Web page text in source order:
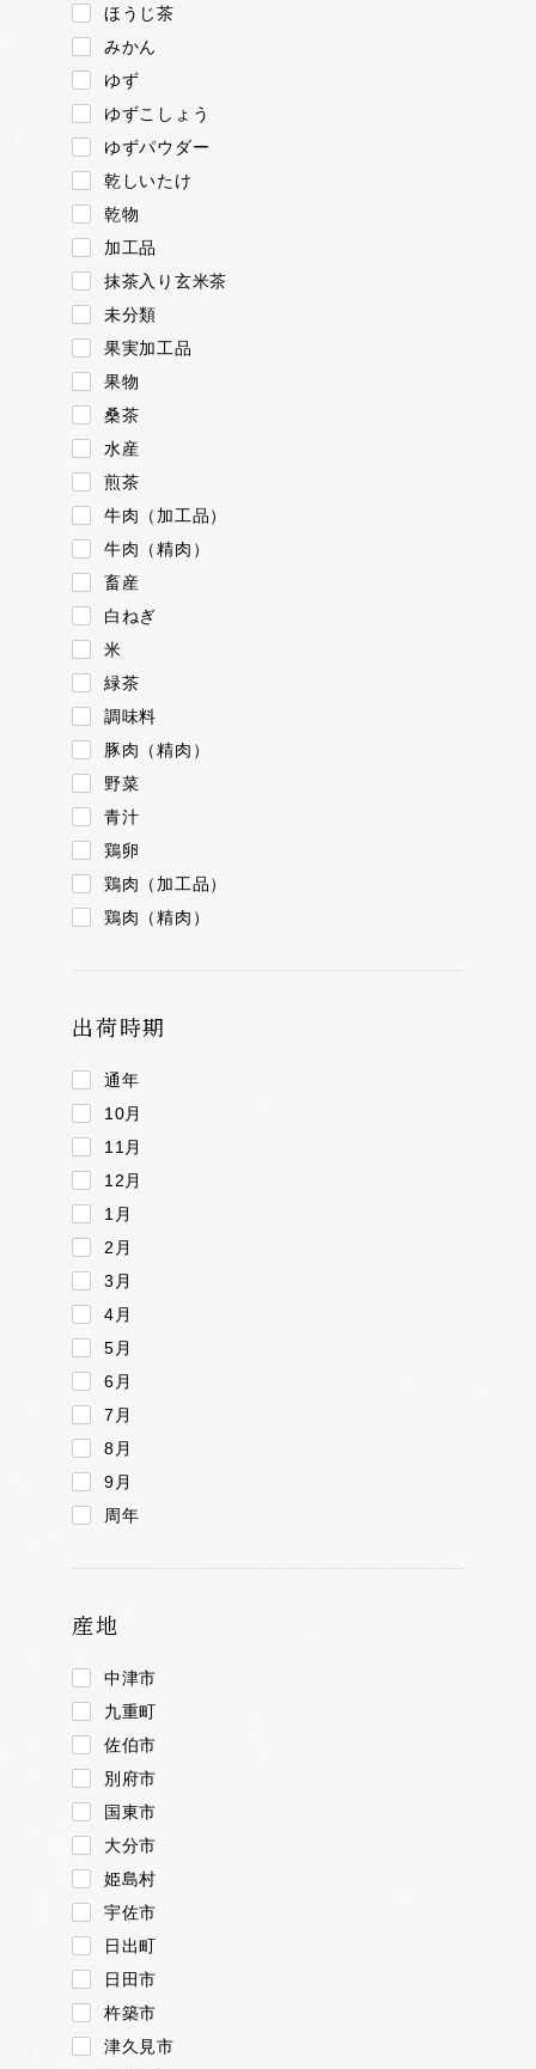
ほうじ茶
みかん
ゆず
ゆずこしょう
ゆずパウダー
乾しいたけ
乾物
加工品
抹茶入り玄米茶
未分類
果実加工品
果物
桑茶
水産
煎茶
牛肉（加工品）
牛肉（精肉）
畜産
白ねぎ
米
緑茶
調味料
豚肉（精肉）
野菜
青汁
鶏卵
鶏肉（加工品）
鶏肉（精肉）
出荷時期
通年
10月
11月
12月
1月
2月
3月
4月
5月
6月
7月
8月
9月
周年
産地
中津市
九重町
佐伯市
別府市
国東市
大分市
姫島村
宇佐市
日出町
日田市
杵築市
津久見市